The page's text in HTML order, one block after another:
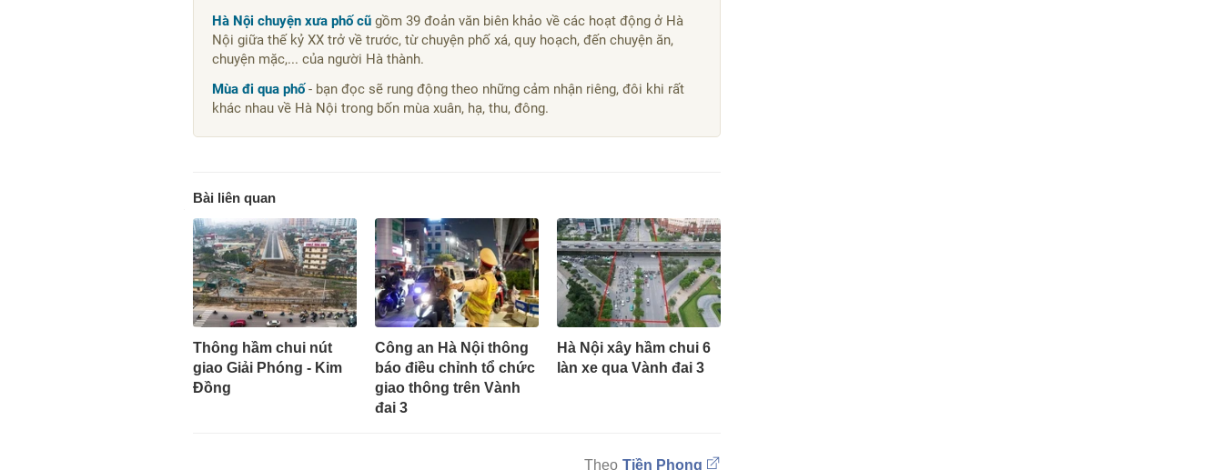
Hà Nội chuyện xưa phố cũ gồm 39 đoản văn biên khảo về các hoạt động ở Hà
Nội giữa thế kỷ XX trở về trước, từ chuyện phố xá, quy hoạch, đến chuyện ăn,
chuyện mặc,... của người Hà thành.
Mùa đi qua phố - bạn đọc sẽ rung động theo những cảm nhận riêng, đôi khi rất
khác nhau về Hà Nội trong bốn mùa xuân, hạ, thu, đông.
Bài liên quan
Thông hầm chui nút
giao Giải Phóng - Kim
Đồng
Công an Hà Nội thông
báo điều chỉnh tổ chức
giao thông trên Vành
đai 3
Hà Nội xây hầm chui 6
làn xe qua Vành đai 3
Tiền Phong